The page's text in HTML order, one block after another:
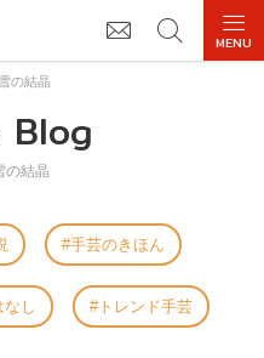
雪の結晶
Blog
の結晶
手芸のきほん
なし トレンド手芸